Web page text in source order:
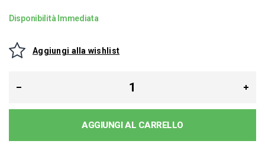
Disponibilità Immediata
Aggiungi alla wishlist
AGGIUNGI AL CARRELLO